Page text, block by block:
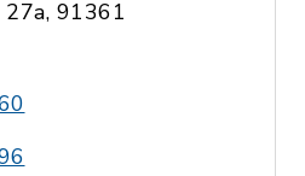
91361